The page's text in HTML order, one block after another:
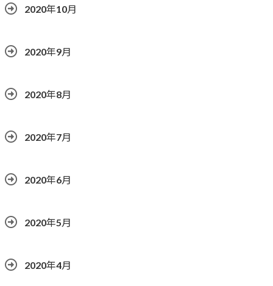
2020年10月
2020年9月
2020年8月
2020年7月
2020年6月
2020年5月
2020年4月